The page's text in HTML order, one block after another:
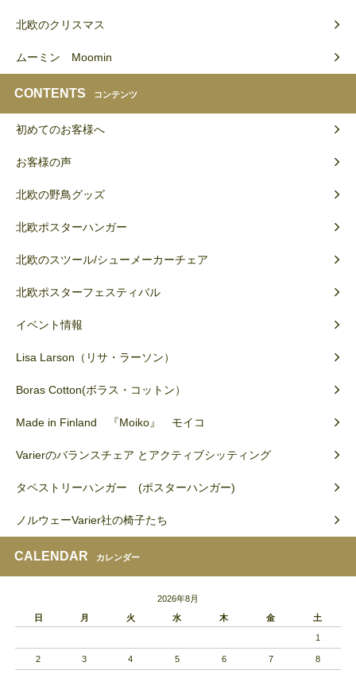
北欧のクリスマス
ムーミン Moomin
CONTENTS コンテンツ
初めてのお客様へ
お客様の声
北欧の野鳥グッズ
北欧ポスターハンガー
北欧のスツール/シューメーカーチェア
北欧ポスターフェスティバル
イベント情報
Lisa Larson（リサ・ラーソン）
Boras Cotton(ボラス・コットン）
Made in Finland 『Moiko』 モイコ
Varierのバランスチェア とアクティブシッティング
タペストリーハンガー (ポスターハンガー)
ノルウェーVarier社の椅子たち
CALENDAR カレンダー
2026年8月
日
月 火 水 木 金 土
1
2 3 4 5 6 7 8